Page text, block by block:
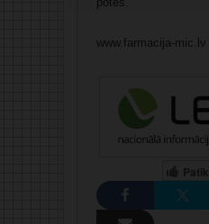
www.farmacija-mic.lv
Patīk